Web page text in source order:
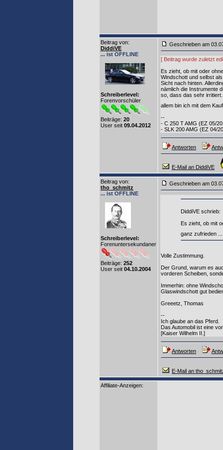
Beitrag von:
DiddiVE
... ist OFFLINE
Schreiberlevel:
Forenvorschüler
Beiträge: 20
User seit 09.04.2012
Geschrieben am
[ Beitrag wurde zuletzt
Es zieht, ob mit oder
Windschott und selbst
Sicht nach hinten.
nämlich die Instrumente
so, dass das sehr
allem bin ich mit dem
--
- C 250 T AMG (EZ 05/
- SLK 200 AMG (EZ 04/
Antworten
E-Mail an DiddiVE
Beitrag von:
tho_schmitz
... ist OFFLINE
Schreiberlevel:
Forenuntersekundaner
Beiträge: 252
User seit 04.10.2004
Geschrieben am
DiddiVE schrieb:
Es zieht, ob mit
ganz zufrieden
Volle Zustimmung.
Der Grund, warum es
vorderen Scheiben,
Immerhin: ohne
Glaswindschott gut
Greeetz, Thomas
--
Ich glaube an das Pferd.
Das Automobil ist eine
[Kaiser Wilhelm II.]
Antworten
E-Mail an
Affiliate-Anzeigen: